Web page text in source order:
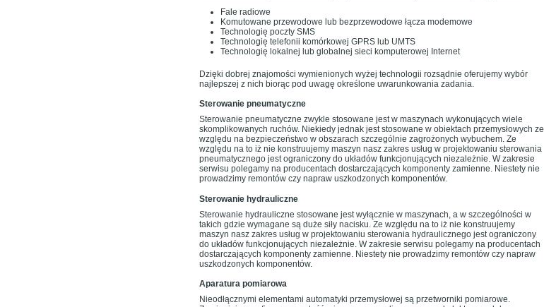
Fale radiowe
Komutowane przewodowe lub bezprzewodowe łącza modemowe
Technologię poczty SMS
Technologię telefonii komórkowej GPRS lub UMTS
Technologię lokalnej lub globalnej sieci komputerowej Internet
Dzięki dobrej znajomości wymienionych wyżej technologii rozsądnie oferujemy wybór
najlepszej z nich biorąc pod uwagę określone uwarunkowania zadania.
Sterowanie pneumatyczne
Sterowanie pneumatyczne zwykle stosowane jest w maszynach wykonujących wiele
skomplikowanych ruchów. Niekiedy jednak jest stosowane w obiektach przemysłowych ze
względu na bezpieczeństwo w obszarach szczególnie zagrożonych wybuchem. Ze
względu na to iż nie konstruujemy maszyn nasz zakres usług w projektowaniu sterowania
pneumatycznego jest ograniczony do układów funkcjonujących niezależnie. W zakresie
serwisu polegamy na producentach dostarczających komponenty zamienne. Niestety nie
prowadzimy remontów czy napraw uszkodzonych komponentów.
Sterowanie hydrauliczne
Sterowanie hydrauliczne stosowane jest wyłącznie w maszynach, a w szczególności w
takich gdzie wymagane są duże siły nacisku. Ze względu na to iż nie konstruujemy
maszyn nasz zakres usług w projektowaniu sterowania hydraulicznego jest ograniczony
do układów funkcjonujących niezależnie. W zakresie serwisu polegamy na producentach
dostarczających komponenty zamienne. Niestety nie prowadzimy remontów czy napraw
uszkodzonych komponentów.
Aparatura pomiarowa
Nieodłącznymi elementami automatyki przemysłowej są przetworniki pomiarowe.